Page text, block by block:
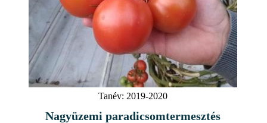
Tanév: 2019-2020
Nagyüzemi paradicsomtermesztés